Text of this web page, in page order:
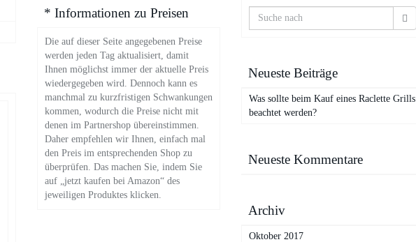
* Informationen zu Preisen
Die auf dieser Seite angegebenen Preise
werden jeden Tag aktualisiert, damit
Ihnen möglichst immer der aktuelle Preis
wiedergegeben wird. Dennoch kann es
manchmal zu kurzfristigen Schwankungen
kommen, wodurch die Preise nicht mit
denen im Partnershop übereinstimmen.
Daher empfehlen wir Ihnen, einfach mal
den Preis im entsprechenden Shop zu
überprüfen. Das machen Sie, indem Sie
auf „jetzt kaufen bei Amazon“ des
jeweiligen Produktes klicken.
Neueste Beiträge
Was sollte beim Kauf eines Raclette Grills
beachtet werden?
Neueste Kommentare
Archiv
Oktober 2017